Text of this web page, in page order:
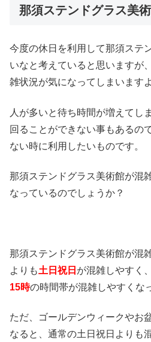
那須ステンドグラス美
今度の休日を利用して那須ステ
いなと考えていると思いますが
雑状況が気になってしまいますよ
人が多いと待ち時間が増えてし
回ることができない事もあるの
ない時に利用したいものです。
那須ステンドグラス美術館が混
なっているのでしょうか？
那須ステンドグラス美術館が混
よりも土日祝日 が混雑しやすく
15時の時間帯が混雑しやすくな
ただ、ゴールデンウィークやお
なると、通常の土日祝日よりも